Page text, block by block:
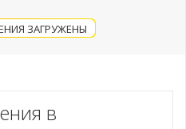
ЗАГРУЖЕНЫ
в